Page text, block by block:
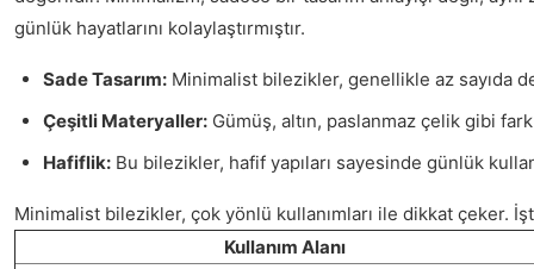
günlük hayatlarını kolaylaştırmıştır.
Sade Tasarım: Minimalist bilezikler, genellikle az sayıda
Çeşitli Materyaller: Gümüş, altın, paslanmaz çelik gibi
Hafiflik: Bu bilezikler, hafif yapıları sayesinde günlük
Minimalist bilezikler, çok yönlü kullanımları ile dikkat çeker.
Kullanım Alanı